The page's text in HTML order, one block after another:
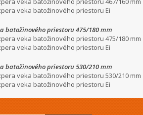
veka batožinového priestoru Ei
batožinového priestoru 475/180 mm
veka batožinového priestoru 475/180 mm
veka batožinového priestoru Ei
batožinového priestoru 530/210 mm
veka batožinového priestoru 530/210 mm
veka batožinového priestoru Ei